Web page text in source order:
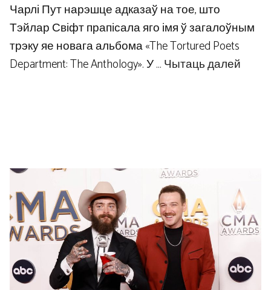
Чарлі Пут нарэшце адказаў на тое, што
Тэйлар Свіфт прапісала яго імя ў загалоўным
трэку яе новага альбома «The Tortured Poets
Department: The Anthology». У …Чытаць далей